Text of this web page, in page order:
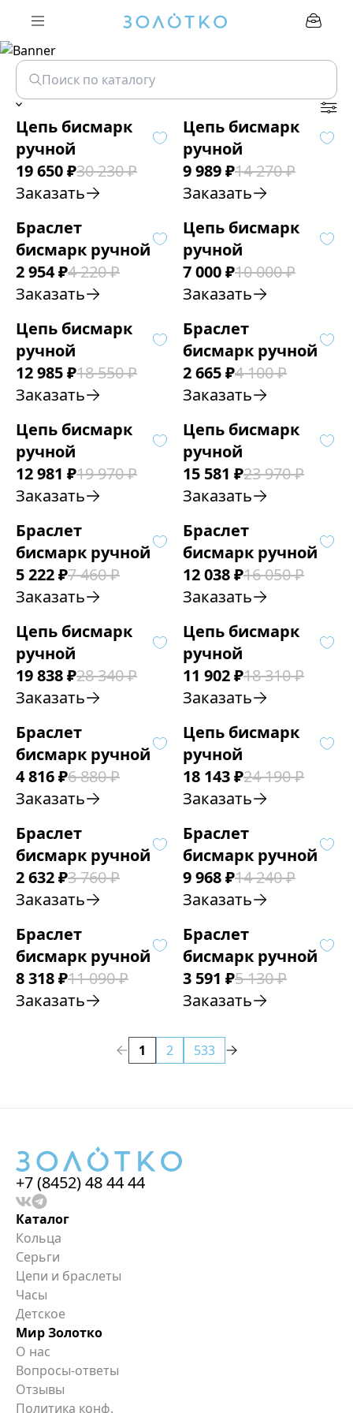
Цепь бисмарк
ручной
19 650₽30 230₽
Заказать
Цепь бисмарк
ручной
9 989₽14 270₽
Заказать
Браслет
бисмарк ручной
2 954₽4 220₽
Заказать
Цепь бисмарк
ручной
7 000₽10 000₽
Заказать
Цепь бисмарк
ручной
12 985₽18 550₽
Заказать
Браслет
бисмарк ручной
2 665₽4 100₽
Заказать
Цепь бисмарк
ручной
12 981 ₽19 970₽
Заказать
Цепь бисмарк
ручной
15 581 ₽23 970₽
Заказать
Браслет
бисмарк ручной
5 222₽7 460₽
Заказать
Браслет
бисмарк ручной
12 038₽16 050₽
Заказать
Цепь бисмарк
ручной
19 838₽28 340₽
Заказать
Цепь бисмарк
ручной
11 902₽18 310₽
Заказать
Браслет
бисмарк ручной
4 816₽6 880₽
Заказать
Цепь бисмарк
ручной
18 143₽24 190₽
Заказать
Браслет
бисмарк ручной
2 632₽3 760₽
Заказать
Браслет
бисмарк ручной
9 968₽14 240₽
Заказать
Браслет
бисмарк ручной
8 318₽11 090₽
Заказать
Браслет
бисмарк ручной
3 591 ₽5 130₽
Заказать
1 2 533
+7 (8452) 48 44 44
Каталог
Кольца
Серьги
Цепи и браслеты
Часы
Детское
Мир Золотко
О нас
Вопросы-ответы
Отзывы
Политика конф.